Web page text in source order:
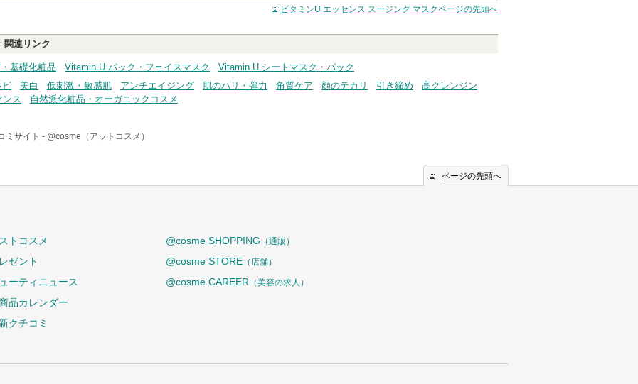
ビタミンU エッセンス スージング マスクページの先頭へ
関連リンク
基礎化粧品 Vitamin U パック・フェイスマスク
Vitamin U シートマスク・パック
ビ 美白 低刺激・敏感肌 アンチエイジング 肌のハリ・弾力 角質ケア 顔のテカリ 引き締め
高クレンジン
ンス 自然派化粧品・オーガニックコスメ
ミサイト - @cosme（アットコスメ）
ページの先頭へ
トコスメ
ゼント
ーティニュース
品カレンダー
クチコミ
@cosme SHOPPING （通販）
@cosme STORE （店舗）
@cosme CAREER （美容の求人）